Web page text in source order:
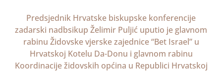
Predsjednik Hrvatske biskupske konferencije
zadarski nadbsikup Želimir Puljić uputio je glavnom
rabinu Židovske vjerske zajednice “Bet Israel” u
Hrvatskoj Kotelu Da-Donu i glavnom rabinu
Koordinacije židovskih općina u Republici Hrvatskoj